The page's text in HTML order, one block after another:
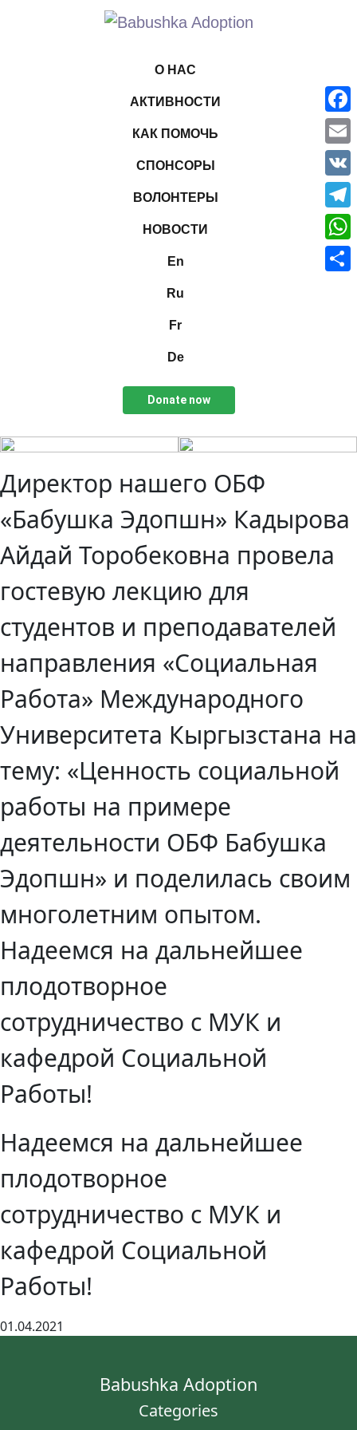
О НАС
АКТИВНОСТИ
КАК ПОМОЧЬ
СПОНСОРЫ
ВОЛОНТЕРЫ
НОВОСТИ
En
Ru
Fr
De
Donate now
Директор нашего ОБФ
«Бабушка Эдопшн» Кадырова
Айдай Торобековна провела
гостевую лекцию для
студентов и преподавателей
направления «Социальная
Работа» Международного
Университета Кыргызстана на
тему: «Ценность социальной
работы на примере
деятельности ОБФ Бабушка
Эдопшн» и поделилась своим
многолетним опытом.
Надеемся на дальнейшее
плодотворное
сотрудничество с МУК и
кафедрой Социальной
Работы!
Надеемся на дальнейшее
плодотворное
сотрудничество с МУК и
кафедрой Социальной
Работы!
01.04.2021
Babushka Adoption
Categories
Email
VK